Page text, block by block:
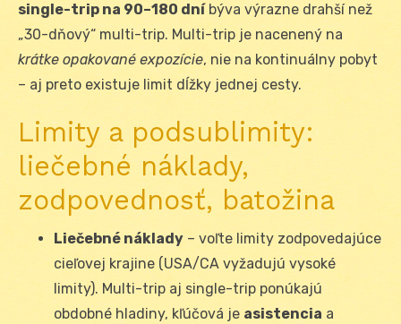
single-trip na 90–180 dníbýva výrazne drahší než
„30-dňový“ multi-trip. Multi-trip je nacenený na
krátke opakované expozície, nie na kontinuálny pobyt
– aj preto existuje limit dĺžky jednej cesty.
Limity a podsublimity:
liečebné náklady,
zodpovednosť, batožina
Liečebné náklady – voľte limity zodpovedajúce
cieľovej krajine (USA/CA vyžadujú vysoké
limity). Multi-trip aj single-trip ponúkajú
obdobné hladiny, kľúčová je asistencia a